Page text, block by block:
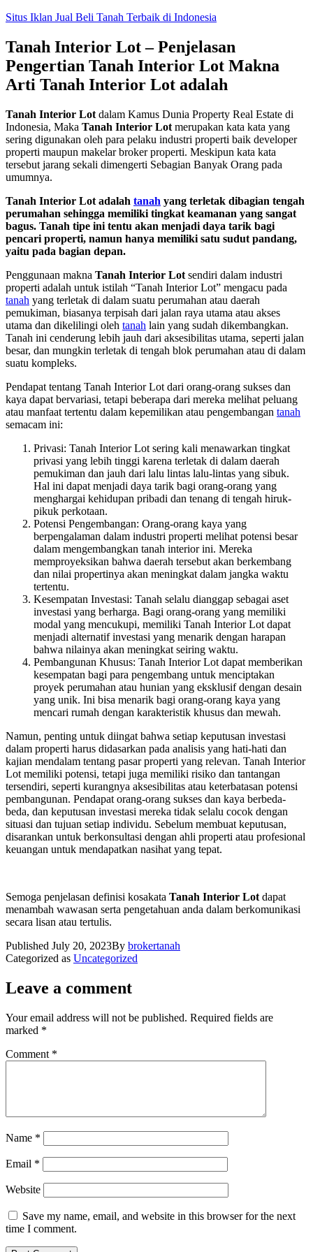
Skip
content
Situs Iklan Jual Beli Tanah Terbaik di Indonesia
Tanah Interior Lot – Penjelasan
Pengertian Tanah Interior Lot Makna
Arti Tanah Interior Lot adalah
Tanah Interior Lot dalam Kamus Dunia Property Real Estate di
Indonesia, Maka Tanah Interior Lot merupakan kata kata yang
sering digunakan oleh para pelaku industri properti baik developer
properti maupun makelar broker properti. Meskipun kata kata
tersebut jarang sekali dimengerti Sebagian Banyak Orang pada
umumnya.
Tanah Interior Lot adalah tanah yang terletak dibagian tengah
perumahan sehingga memiliki tingkat keamanan yang sangat
bagus. Tanah tipe ini tentu akan menjadi daya tarik bagi
pencari properti, namun hanya memiliki satu sudut pandang,
yaitu pada bagian depan.
Penggunaan makna Tanah Interior Lot sendiri dalam industri
properti adalah untuk istilah “Tanah Interior Lot” mengacu pada
tanah yang terletak di dalam suatu perumahan atau daerah
pemukiman, biasanya terpisah dari jalan raya utama atau akses
utama dan dikelilingi oleh tanah lain yang sudah dikembangkan.
Tanah ini cenderung lebih jauh dari aksesibilitas utama, seperti jalan
besar, dan mungkin terletak di tengah blok perumahan atau di dalam
suatu kompleks.
Pendapat tentang Tanah Interior Lot dari orang-orang sukses dan
kaya dapat bervariasi, tetapi beberapa dari mereka melihat peluang
atau manfaat tertentu dalam kepemilikan atau pengembangan tanah
semacam ini:
Privasi: Tanah Interior Lot sering kali menawarkan tingkat
privasi yang lebih tinggi karena terletak di dalam daerah
pemukiman dan jauh dari lalu lintas lalu-lintas yang sibuk.
Hal ini dapat menjadi daya tarik bagi orang-orang yang
menghargai kehidupan pribadi dan tenang di tengah hiruk-
pikuk perkotaan.
Potensi Pengembangan: Orang-orang kaya yang
berpengalaman dalam industri properti melihat potensi besar
dalam mengembangkan tanah interior ini. Mereka
memproyeksikan bahwa daerah tersebut akan berkembang
dan nilai propertinya akan meningkat dalam jangka waktu
tertentu.
Kesempatan Investasi: Tanah selalu dianggap sebagai aset
investasi yang berharga. Bagi orang-orang yang memiliki
modal yang mencukupi, memiliki Tanah Interior Lot dapat
menjadi alternatif investasi yang menarik dengan harapan
bahwa nilainya akan meningkat seiring waktu.
Pembangunan Khusus: Tanah Interior Lot dapat memberikan
kesempatan bagi para pengembang untuk menciptakan
proyek perumahan atau hunian yang eksklusif dengan desain
yang unik. Ini bisa menarik bagi orang-orang kaya yang
mencari rumah dengan karakteristik khusus dan mewah.
Namun, penting untuk diingat bahwa setiap keputusan investasi
dalam properti harus didasarkan pada analisis yang hati-hati dan
kajian mendalam tentang pasar properti yang relevan. Tanah Interior
Lot memiliki potensi, tetapi juga memiliki risiko dan tantangan
tersendiri, seperti kurangnya aksesibilitas atau keterbatasan potensi
pembangunan. Pendapat orang-orang sukses dan kaya berbeda-
beda, dan keputusan investasi mereka tidak selalu cocok dengan
situasi dan tujuan setiap individu. Sebelum membuat keputusan,
disarankan untuk berkonsultasi dengan ahli properti atau profesional
keuangan untuk mendapatkan nasihat yang tepat.
Semoga penjelasan definisi kosakata Tanah Interior Lot dapat
menambah wawasan serta pengetahuan anda dalam berkomunikasi
secara lisan atau tertulis.
Published July 20, 2023By brokertanah
Categorized as Uncategorized
Leave a comment
Your email address will not be published. Required fields are
marked *
Comment *
Name *
Email *
Website
Save my name, email, and website in this browser for the next
time I comment.